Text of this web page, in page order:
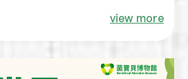
view more